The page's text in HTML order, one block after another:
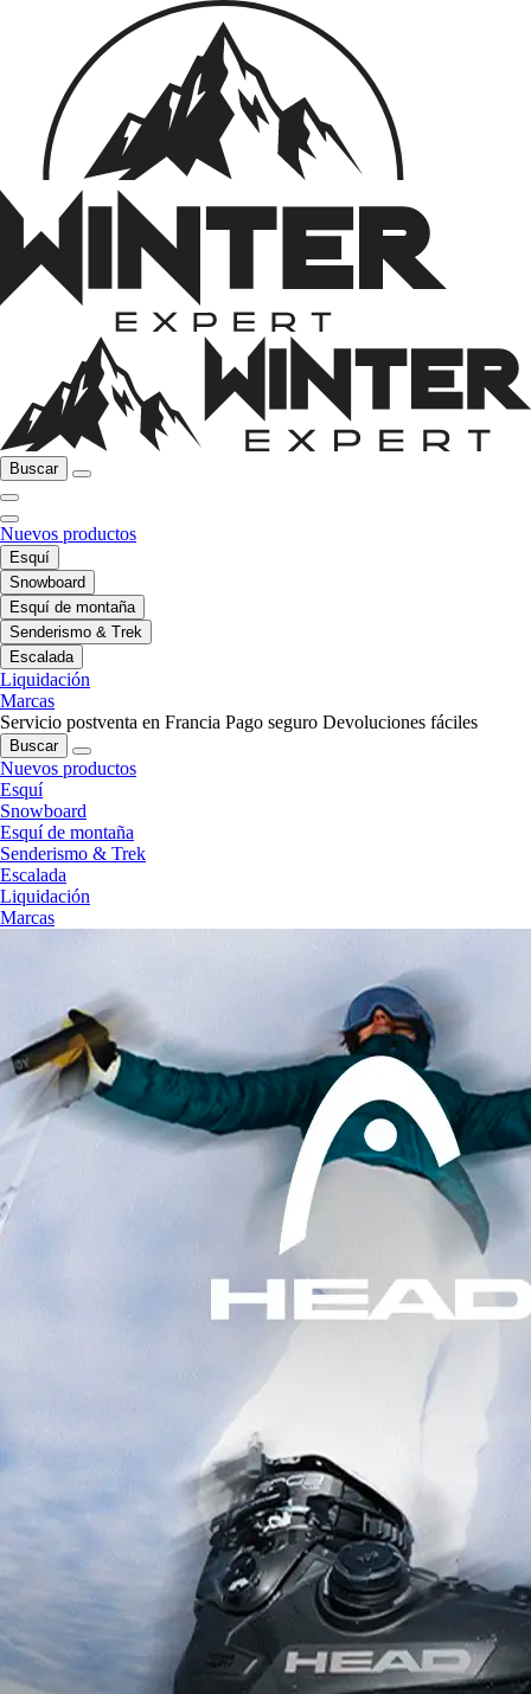
Buscar
Nuevos productos
Esquí
Snowboard
Esquí de montaña
Senderismo & Trek
Escalada
Liquidación
Marcas
Servicio postventa en Francia Pago seguro Devoluciones fáciles
Buscar
Nuevos productos
Esquí
Snowboard
Esquí de montaña
Senderismo & Trek
Escalada
Liquidación
Marcas